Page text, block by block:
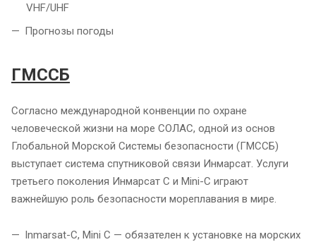
VHF/UHF
Прогнозы погоды
ГМССБ
Согласно международной конвенции по охране
человеческой жизни на море СОЛАС, одной из основ
Глобальной Морской Системы безопасности (ГМССБ)
выступает система спутниковой связи Инмарсат. Услуги
третьего поколения Инмарсат С и Mini-C играют
важнейшую роль безопасности мореплавания в мире.
Inmarsat-C, Mini C — обязателен к установке на морских